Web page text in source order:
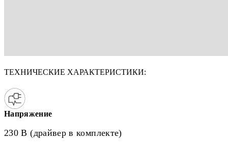
ТЕХНИЧЕСКИЕ ХАРАКТЕРИСТИКИ:
Напряжение
230 В (драйвер в комплекте)